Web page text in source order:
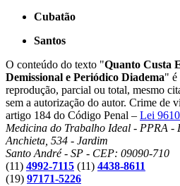
Cubatão
Santos
O conteúdo do texto "Quanto Custa
Demissional e Periódico Diadema" é
reprodução, parcial ou total, mesmo
sem a autorização do autor. Crime de
artigo 184 do Código Penal – Lei
Medicina do Trabalho Ideal - PPRA -
Anchieta, 534 - Jardim
Santo André - SP - CEP: 09090-710
(11) 4992-7115 (11) 4438-8611
(19) 97171-5226